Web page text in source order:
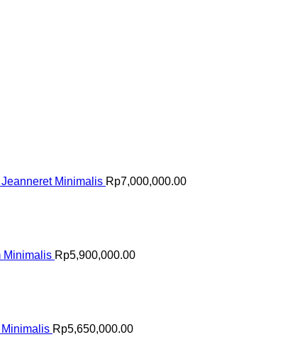
Minimalis Rp7,000,000.00
Minimalis Rp5,900,000.00
Rp5,650,000.00